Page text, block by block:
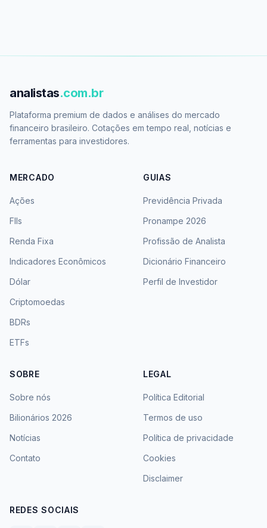
analistas.com.br
Plataforma premium de dados e análises do mercado
financeiro brasileiro. Cotações em tempo real, notícias e
ferramentas para investidores.
MERCADO
Ações
FIIs
Renda Fixa
Indicadores Econômicos
Dólar
Criptomoedas
BDRs
ETFs
GUIAS
Previdência Privada
Pronampe 2026
Profissão de Analista
Dicionário Financeiro
Perfil de Investidor
SOBRE
Sobre nós
Bilionários 2026
Notícias
Contato
LEGAL
Política Editorial
Termos de uso
Política de privacidade
Cookies
Disclaimer
REDES SOCIAIS